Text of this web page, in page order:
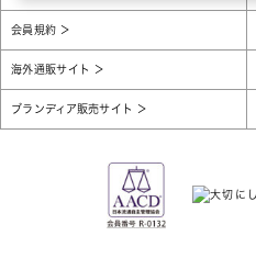
会員規約
海外通販サイト
ブランディア販売サイト